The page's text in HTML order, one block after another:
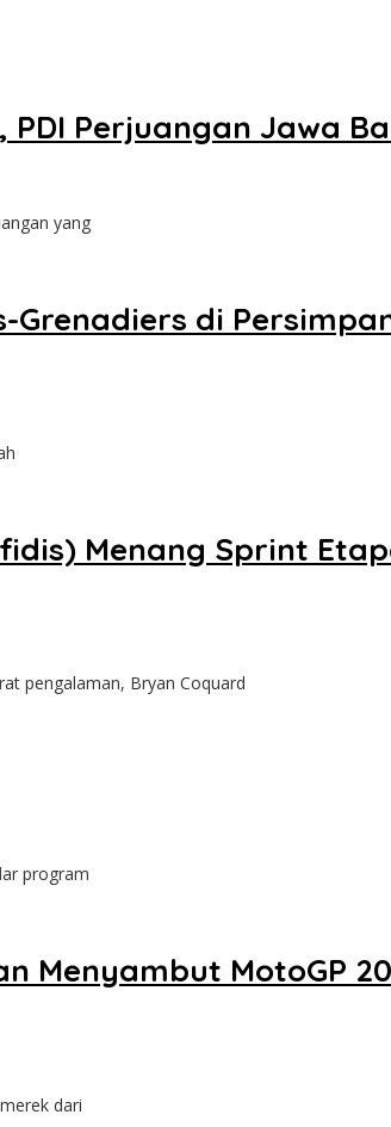
Perjuangan Jawa
yang
Grenadiers di
Menang Sprint
pengalaman, Bryan Coquard
program
Menyambut MotoGP
dari